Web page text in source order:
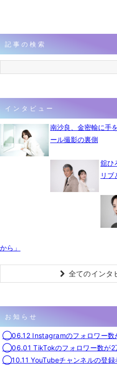
記事の検索
インタビュー
南沙良、金密輸に手
ール撮影の裏側
舘ひ
リブ
から」
全てのインタ
お知らせ
◯06.12 Instagramのフォロワー数
◯06.01 TikTokのフォロワー数が2
◯10.11 YouTubeチャンネルの登録